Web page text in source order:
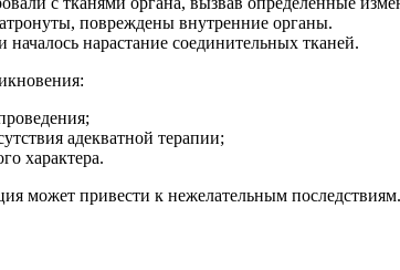
повреждены внутренние органы.
нарастание соединительных тканей.
адекватной терапии;
характера.
может привести к нежелательным последствиям.